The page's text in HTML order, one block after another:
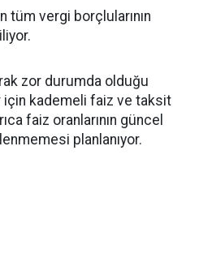
tüm vergi borçlularının
zor durumda olduğu
kademeli faiz ve taksit
faiz oranlarının güncel
planlanıyor.